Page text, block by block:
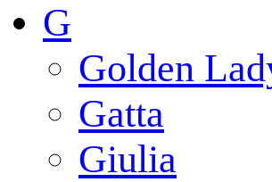
G
Golden
Gatta
Giulia